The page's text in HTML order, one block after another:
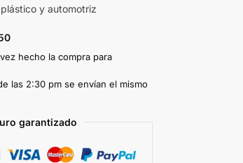
y automotriz
hecho la compra para
las 2:30 pm se envían el mismo
garantizado